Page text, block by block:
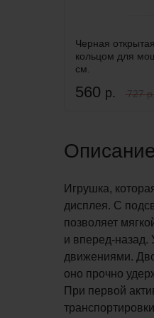
Черная
кольцом для
см.
560 р. 727
Описание
Игрушка,
дисплея. С
позволяет
и вперед-назад.
движениями.
оно прочно
При первой